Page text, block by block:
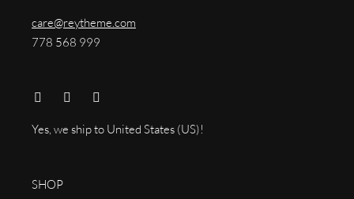
care@reytheme.com
778 568 999
Yes, we ship to United States (US)!
SHOP